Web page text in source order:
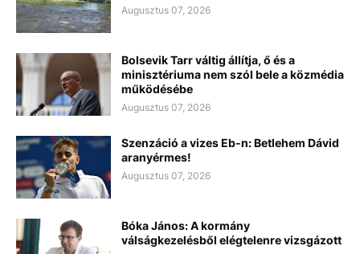
Augusztus 07, 2026
Bolsevik Tarr váltig állítja, ő és a
minisztériuma nem szól bele a közmédia
működésébe
Augusztus 07, 2026
Szenzáció a vizes Eb-n: Betlehem Dávid
aranyérmes!
Augusztus 07, 2026
Bóka János: A kormány
válságkezelésből elégtelenre vizsgázott